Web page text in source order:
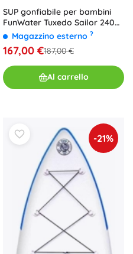
SUP gonfiabile per bambini
FunWater Tuxedo Sailor 240
cm (rosa)
Magazzino esterno ?
167,00 €187,00 €
Al carrello
-21%